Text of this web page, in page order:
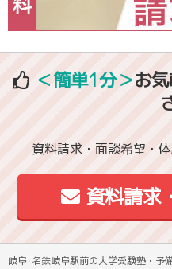
＜簡単1分＞お
資料請求・面談希望・
資料請求
岐阜･名鉄岐阜駅前の大学受験塾・予